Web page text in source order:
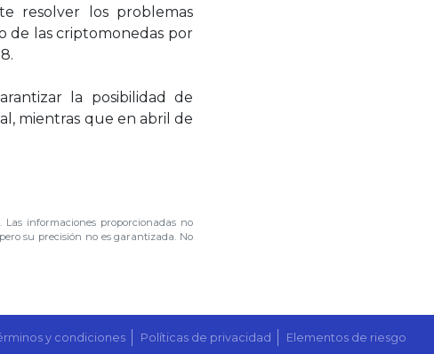
resolver los problemas
de las criptomonedas por
la posibilidad de
mientras que en abril de
informaciones proporcionadas no
su precisión no es garantizada. No
y condiciones Políticas de privacidad Elementos de riesgo